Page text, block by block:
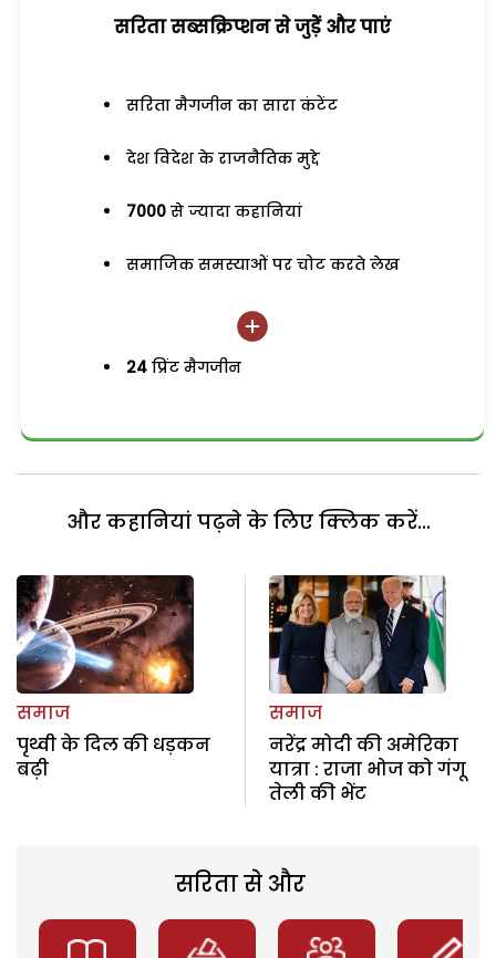
सरिता सब्सक्रिप्शन से जुड़ेें और पाएं
सरिता मैगजीन का सारा कंटेंट
देश विदेश के राजनैतिक मुद्दे
7000 से ज्यादा कहानियां
समाजिक समस्याओं पर चोट करते लेख
24 प्रिंट मैगजीन
और कहानियां पढ़ने के लिए क्लिक करें...
समाज
पृथ्वी के दिल की धड़कन
बढ़ी
समाज
नरेंद्र मोदी की अमेरिका
यात्रा : राजा भोज को गंगू
तेली की भेंट
सरिता से और